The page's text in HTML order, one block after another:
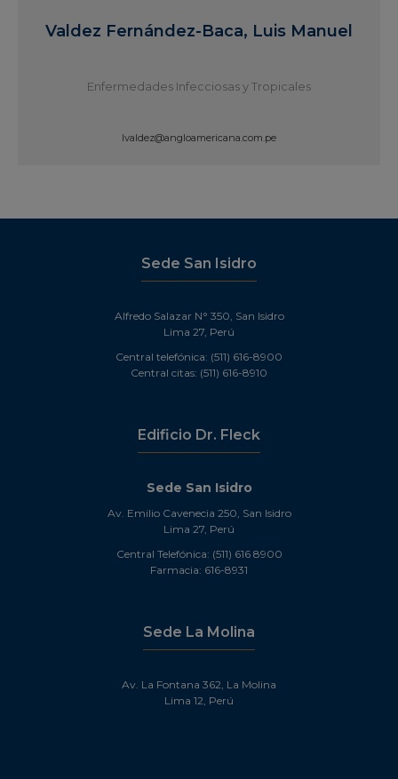
Valdez Fernández-Baca, Luis Manuel
Enfermedades Infecciosas y Tropicales
lvaldez@angloamericana.com.pe
Sede San Isidro
Alfredo Salazar N° 350, San Isidro
Lima 27, Perú
Central telefónica: (511) 616-8900
Central citas: (511) 616-8910
Edificio Dr. Fleck
Sede San Isidro
Av. Emilio Cavenecia 250, San Isidro
Lima 27, Perú
Central Telefónica: (511) 616 8900
Farmacia: 616-8931
Sede La Molina
Av. La Fontana 362, La Molina
Lima 12, Perú